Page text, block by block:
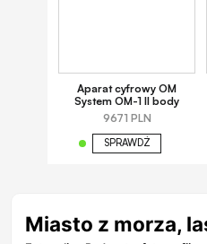
Aparat cyfrowy OM
System OM-1 II body
9671 PLN
SPRAWDŹ